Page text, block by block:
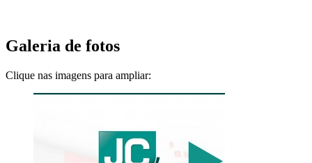
Galeria de fotos
Clique nas imagens para ampliar: